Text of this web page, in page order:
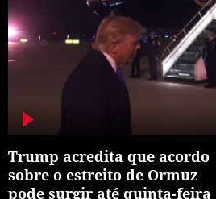
Trump acredita que acordo
sobre o estreito de Ormuz
pode surgir até quinta-feira